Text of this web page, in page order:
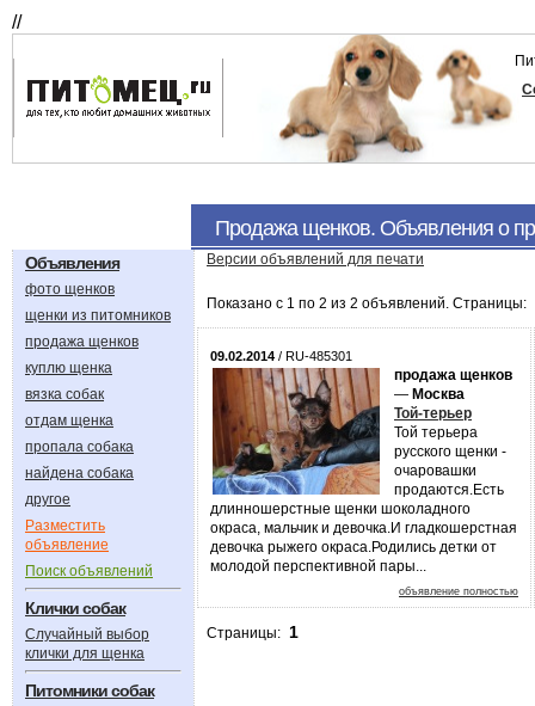
//
Продажа щенков. Объявления о
Объявления
фото щенков
щенки из питомников
продажа щенков
куплю щенка
вязка собак
отдам щенка
пропала собака
найдена собака
другое
Разместить
объявление
Поиск объявлений
Клички собак
Случайный выбор
клички для щенка
Питомники собак
Версии объявлений для печати
Показано с 1 по 2 из 2 объявлений. Страницы:
09.02.2014 / RU-485301
продажа щенков
— Москва
Той-терьер
Той терьера
русского щенки -
очаровашки
продаются.Есть
длинношерстные щенки шоколадного
окраса, мальчик и девочка.И гладкошерстная
девочка рыжего окраса.Родились детки от
молодой перспективной пары...
объявление полностью
Страницы: 1